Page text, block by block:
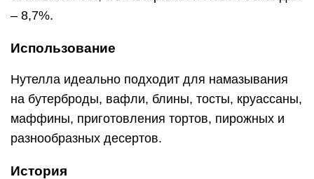
– 8,7%.
Использование
Нутелла идеально подходит для намазывания
на бутерброды, вафли, блины, тосты, круассаны,
маффины, приготовления тортов, пирожных и
разнообразных десертов.
История